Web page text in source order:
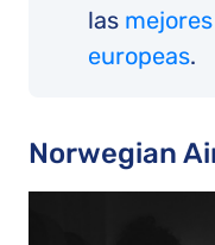
las
europeas.
Norwegian